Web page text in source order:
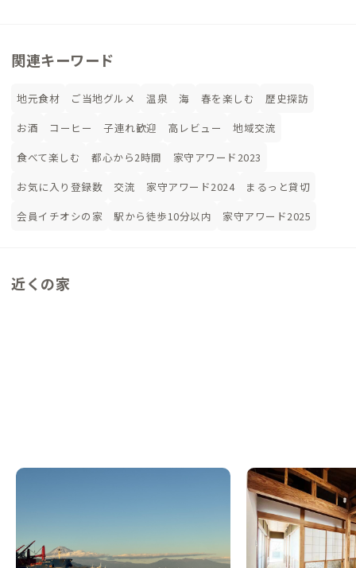
関連キーワード
地元食材 ご当地グルメ 温泉 海 春を楽しむ
歴史探訪
お酒
コーヒー 子連れ歓迎 高レビュー
地域交流
食べて楽しむ
都心から2時間
家守アワード2023
お気に入り登録数
交流 家守アワード2024
まるっと貸切
会員イチオシの家
駅から徒歩10分以内 家守アワード2025
近くの家
事と暮らしを整える家
この家からの距離 21km
静岡蒲原C邸
静岡県 戸建て
【駅から徒歩10分】
ザインする、もうひ
この家からの距離 29km